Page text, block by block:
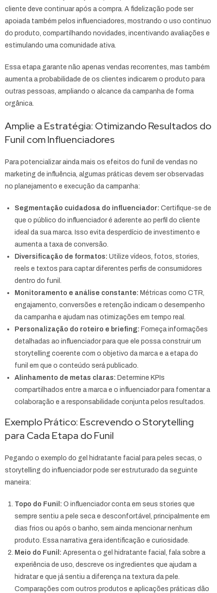
cliente deve continuar após a compra. A fidelização pode ser
apoiada também pelos influenciadores, mostrando o uso contínuo
do produto, compartilhando novidades, incentivando avaliações e
estimulando uma comunidade ativa.
Essa etapa garante não apenas vendas recorrentes, mas também
aumenta a probabilidade de os clientes indicarem o produto para
outras pessoas, ampliando o alcance da campanha de forma
orgânica.
Amplie a Estratégia: Otimizando Resultados do
Funil com Influenciadores
Para potencializar ainda mais os efeitos do funil de vendas no
marketing de influência, algumas práticas devem ser observadas
no planejamento e execução da campanha:
Segmentação cuidadosa do influenciador: Certifique-se de
que o público do influenciador é aderente ao perfil do cliente
ideal da sua marca. Isso evita desperdício de investimento e
aumenta a taxa de conversão.
Diversificação de formatos: Utilize vídeos, fotos, stories,
reels e textos para captar diferentes perfis de consumidores
dentro do funil.
Monitoramento e análise constante: Métricas como CTR,
engajamento, conversões e retenção indicam o desempenho
da campanha e ajudam nas otimizações em tempo real.
Personalização do roteiro e briefing: Forneça informações
detalhadas ao influenciador para que ele possa construir um
storytelling coerente com o objetivo da marca e a etapa do
funil em que o conteúdo será publicado.
Alinhamento de metas claras: Determine KPIs
compartilhados entre a marca e o influenciador para fomentar a
colaboração e a responsabilidade conjunta pelos resultados.
Exemplo Prático: Escrevendo o Storytelling
para Cada Etapa do Funil
Pegando o exemplo do gel hidratante facial para peles secas, o
storytelling do influenciador pode ser estruturado da seguinte
maneira:
Topo do Funil: O influenciador conta em seus stories que
sempre sentiu a pele seca e desconfortável, principalmente em
dias frios ou após o banho, sem ainda mencionar nenhum
produto. Essa narrativa gera identificação e curiosidade.
Meio do Funil: Apresenta o gel hidratante facial, fala sobre a
experiência de uso, descreve os ingredientes que ajudam a
hidratar e que já sentiu a diferença na textura da pele.
Comparações com outros produtos e aplicações práticas dão